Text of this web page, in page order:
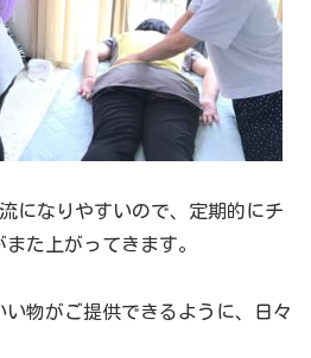
になりやすいので、定期的にチ
た上がってきます。
物がご提供できるように、日々